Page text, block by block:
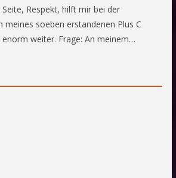
Respekt, hilft mir bei der
meines soeben erstandenen Plus C
weiter. Frage: An meinem…